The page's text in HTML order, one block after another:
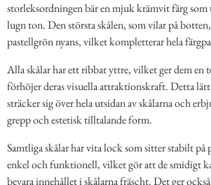
storleksordningen bär en mjuk krämvit färg
lugn ton. Den största skålen, som vilar på
pastellgrön nyans, vilket kompletterar hela
Alla skålar har ett ribbat yttre, vilket ger dem en
förhöjer deras visuella attraktionskraft. Detta
sträcker sig över hela utsidan av skålarna och
grepp och estetisk tilltalande form.
Samtliga skålar har vita lock som sitter stabilt på
enkel och funktionell, vilket gör att de smidigt
bevara innehållet i skålarna fräscht. Det ger